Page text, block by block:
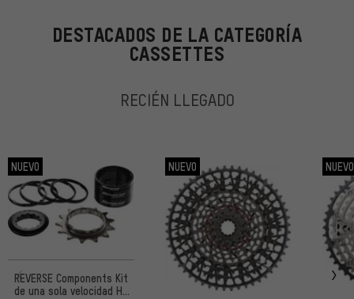
DESTACADOS DE LA CATEGORÍA
CASSETTES
RECIÉN LLEGADO
NUEVO
REVERSE Components Kit
de una sola velocidad HG
NUEVO NUEVO